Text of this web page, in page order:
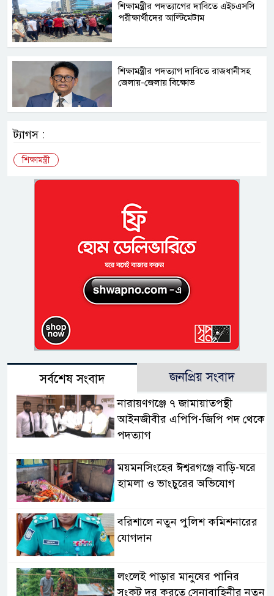
শিক্ষামন্ত্রীর পদত্যাগের দাবিতে এইচএসসি
পরীক্ষার্থীদের আল্টিমেটাম
শিক্ষামন্ত্রীর পদত্যাগ দাবিতে রাজধানীসহ
জেলায়-জেলায় বিক্ষোভ
ট্যাগস :
শিক্ষামন্ত্রী
সর্বশেষ সংবাদ জনপ্রিয় সংবাদ
নারায়ণগঞ্জে ৭ জামায়াতপন্থী
আইনজীবীর এপিপি-জিপি পদ থেকে
পদত্যাগ
ময়মনসিংহের ঈশ্বরগঞ্জে বাড়ি-ঘরে
হামলা ও ভাংচুরের অভিযোগ
বরিশালে নতুন পুলিশ কমিশনারের
যোগদান
লংলেই পাড়ার মানুষের পানির
সংকট দূর করতে সেনাবাহিনীর নতুন